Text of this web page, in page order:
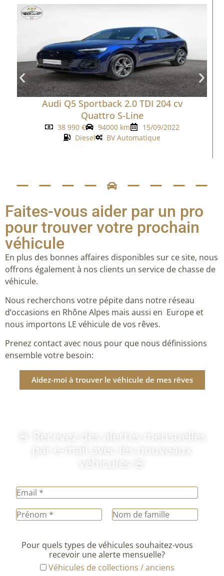
Audi Q5 Sportback 2.0 TDI 204 cv
Quattro S-Line
38 990 € 94000 km
15/09/2022
Diesel
BV Automatique
Faites-vous aider par un pro
pour trouver votre prochain
véhicule
En plus des bonnes affaires disponibles sur ce site, nous
offrons également à nos clients un service de chasse de
véhicule.
Nous recherchons votre pépite dans notre réseau
d’occasions en Rhône Alpes mais aussi en Europe et
nous importons LE véhicule de vos rêves.
Prenez contact avec nous pour que nous définissions
ensemble votre besoin:
Aidez-moi à trouver le véhicule de mes rêves
🚨 Recevez des alertes mensuelles
par e-mail avec les nouveaux
véhicules 🚨
Pour quels types de véhicules souhaitez-vous
recevoir une alerte mensuelle?
Véhicules de collections / anciens